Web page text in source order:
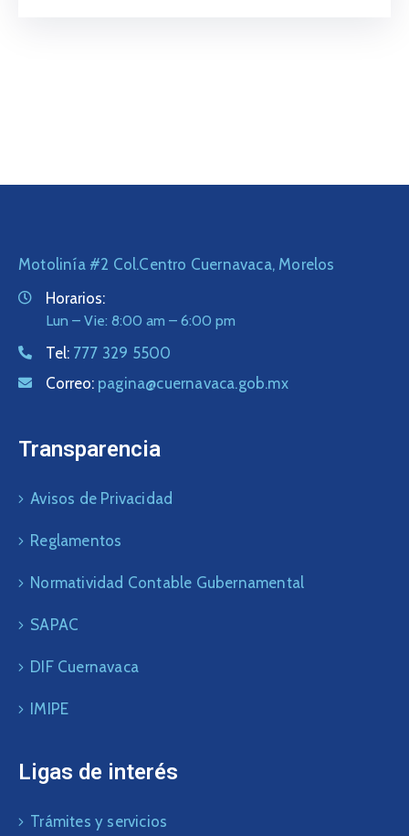
Motolinía #2 Col.Centro Cuernavaca, Morelos
Horarios:
Lun – Vie: 8:00 am – 6:00 pm
Tel: 777 329 5500
Correo: pagina@cuernavaca.gob.mx
Transparencia
Avisos de Privacidad
Reglamentos
Normatividad Contable Gubernamental
SAPAC
DIF Cuernavaca
IMIPE
Ligas de interés
Trámites y servicios